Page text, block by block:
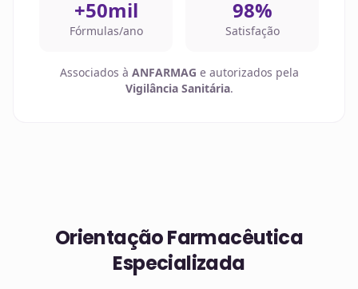
+50mil
Fórmulas/ano
98%
Satisfação
Associados à ANFARMAG e autorizados pela
Vigilância Sanitária.
Orientação Farmacêutica
Especializada